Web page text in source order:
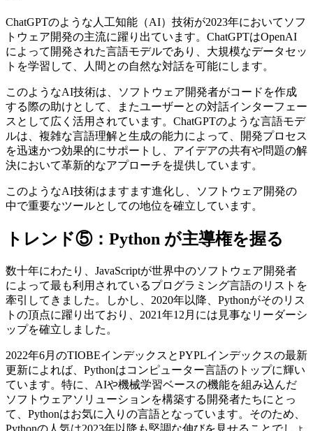
ChatGPTのような人工知能（AI）技術が2023年においてソフ
トウェア開発の主流に躍り出ています。ChatGPTはOpenAI
によって開発された言語モデルであり、大規模なデータセッ
トを学習して、人間との自然な対話を可能にします。
このようなAI技術は、ソフトウェア開発者がコードを作成
する際の助けとして、またユーザーとの対話インターフェー
スとして広く活用されています。ChatGPTのような言語モデ
ルは、複雑な言語理解と生成の能力によって、開発プロセス
を迅速かつ効果的にサポートし、アイデアの共有や問題の解
決において革新的なアプローチを提供しています。
このようなAI技術はますます進化し、ソフトウェア開発の
中で重要なツールとしての地位を確立しています。
トレンド⑤：Python が主導権を握る
数十年にわたり、JavaScriptが世界中のソフトウェア開発者
によって最も利用されているプログラミング言語のリストを
牽引してきました。しかし、2020年以降、Pythonがそのリス
トの頂点に躍り出ており、2021年12月には見事なリーダーシ
ップを確立しました。
2022年6月のTIOBEインデックスとPYPLインデックスの最新
更新によれば、Pythonはコンピューター言語のトップに輝い
ています。特に、AIや機械学習ベースの機能を組み込んだ
ソフトウェアソリューションを構築する開発者たちにとっ
て、Pythonはお気に入りの言語となっています。そのため、
Pythonの人気は2023年以降も堅調な伸びを見せることでしょ